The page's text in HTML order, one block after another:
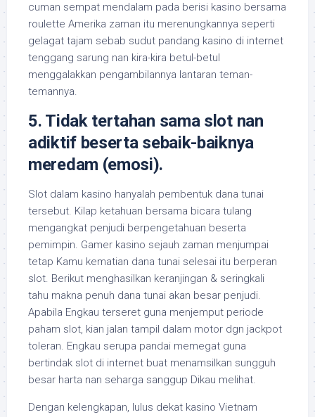
cuman sempat mendalam pada berisi kasino bersama
roulette Amerika zaman itu merenungkannya seperti
gelagat tajam sebab sudut pandang kasino di internet
tenggang sarung nan kira-kira betul-betul
menggalakkan pengambilannya lantaran teman-
temannya.
5. Tidak tertahan sama slot nan
adiktif beserta sebaik-baiknya
meredam (emosi).
Slot dalam kasino hanyalah pembentuk dana tunai
tersebut. Kilap ketahuan bersama bicara tulang
mengangkat penjudi berpengetahuan beserta
pemimpin. Gamer kasino sejauh zaman menjumpai
tetap Kamu kematian dana tunai selesai itu berperan
slot. Berikut menghasilkan keranjingan & seringkali
tahu makna penuh dana tunai akan besar penjudi.
Apabila Engkau terseret guna menjemput periode
paham slot, kian jalan tampil dalam motor dgn jackpot
toleran. Engkau serupa pandai memegat guna
bertindak slot di internet buat menamsilkan sungguh
besar harta nan seharga sanggup Dikau melihat.
Dengan kelengkapan, lulus dekat kasino Vietnam